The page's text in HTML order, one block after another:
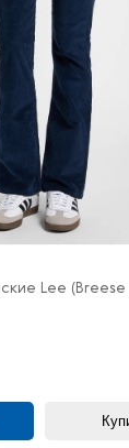
Lee